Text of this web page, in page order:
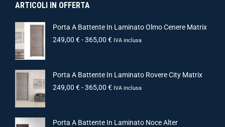
ARTICOLI IN OFFERTA
Porta A Battente In Laminato Olmo Cenere Matrix
249,00 €-365,00 € IVA inclusa
Porta A Battente In Laminato Rovere City Matrix
249,00 €-365,00 € IVA inclusa
Porta A Battente In Laminato Noce Alter